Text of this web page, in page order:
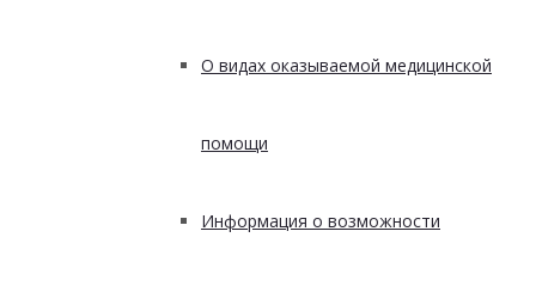
О видах оказываемой медицинской
помощи
Информация о возможности